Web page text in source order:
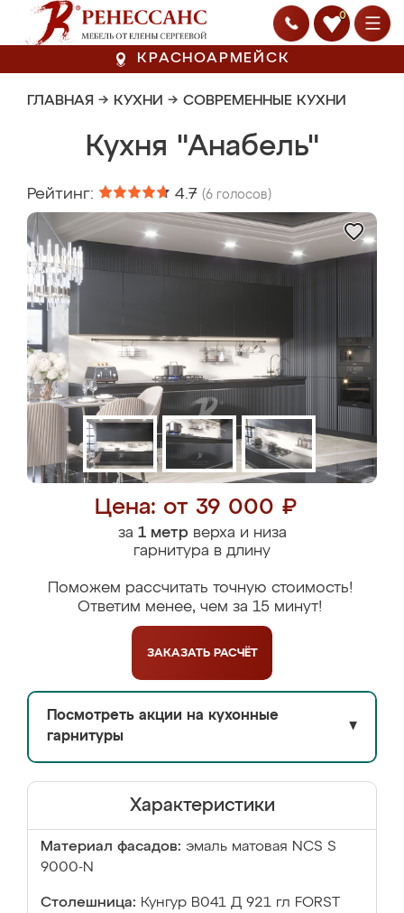
0
КРАСНОАРМЕЙСК
ГЛАВНАЯ → КУХНИ → СОВРЕМЕННЫЕ КУХНИ
Кухня "Анабель"
Рейтинг: 4.7 (6 голосов)
Цена: от 39 000 ₽
за 1 метрверха и низа
гарнитура в длину
Поможем рассчитать точную стоимость!
Ответим менее, чем за 15 минут!
ЗАКАЗАТЬ РАСЧЁТ
Посмотреть акции на кухонные
гарнитуры
▼
Характеристики
Материал фасадов: эмаль матовая NCS S
9000-N
Столешница: Кунгур В041 Д 921 гл FORST